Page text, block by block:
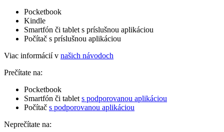
Pocketbook
Kindle
Smartfón či tablet s príslušnou aplikáciou
Počítač s príslušnou aplikáciou
Viac informácií v našich návodoch
Prečítate na:
Pocketbook
Smartfón či tablet s podporovanou aplikáciou
Počítač s podporovanou aplikáciou
Neprečítate na: